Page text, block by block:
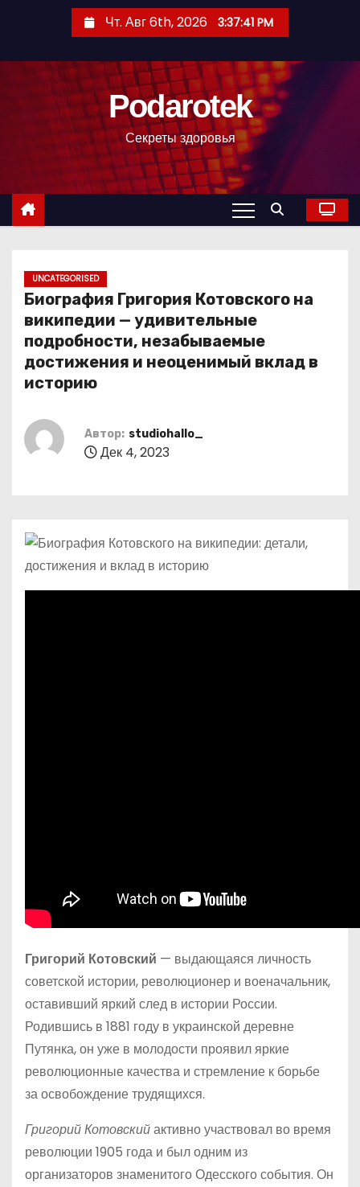
с
Чт. Авг 6th, 2026 3:37:42 PM
Podarotek
Секреты здоровья
UNCATEGORISED
Биография Григория Котовского на
википедии — удивительные
подробности, незабываемые
достижения и неоценимый вклад в
историю
Автор: studiohallo_
Дек 4, 2023
Григорий Котовский — выдающаяся личность
советской истории, революционер и военачальник,
оставивший яркий след в истории России.
Родившись в 1881 году в украинской деревне
Путянка, он уже в молодости проявил яркие
революционные качества и стремление к борьбе
за освобождение трудящихся.
Григорий Котовскийактивно участвовал во время
революции 1905 года и был одним из
организаторов знаменитого Одесского события. Он